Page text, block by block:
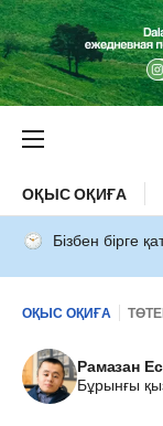
ОҚЫС ОҚИҒА
Бізбен бірге
ОҚЫС ОҚИҒА
Рамазан
Бұрынғы